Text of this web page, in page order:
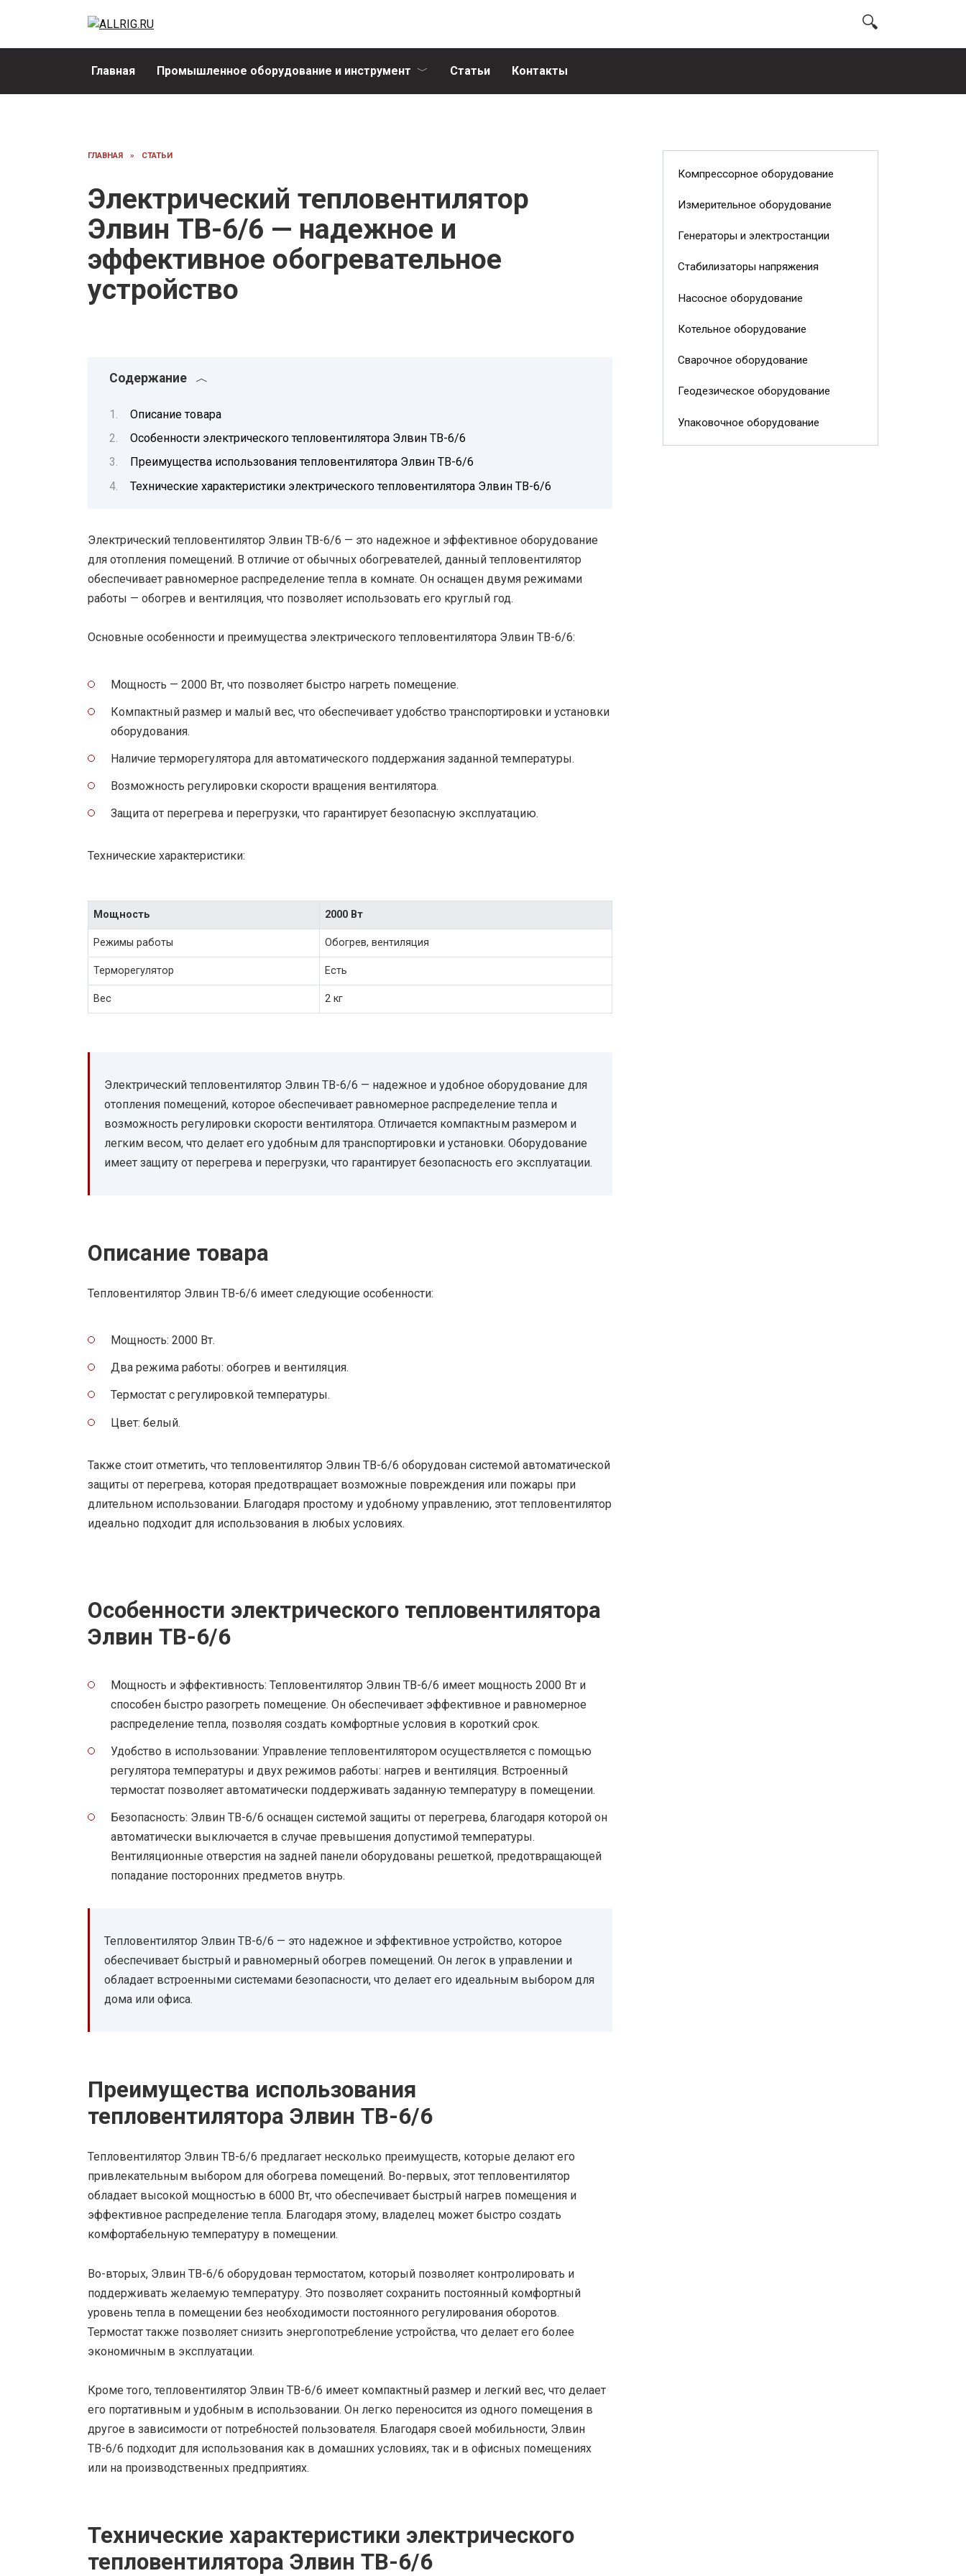
Главная Промышленное оборудование и инструмент Статьи Контакты
ГЛАВНАЯ » СТАТЬИ
Электрический тепловентилятор
Элвин ТВ-6/6 — надежное и
эффективное обогревательное
устройство
Содержание
Описание товара
Особенности электрического тепловентилятора Элвин ТВ-6/6
Преимущества использования тепловентилятора Элвин ТВ-6/6
Технические характеристики электрического тепловентилятора Элвин ТВ-6/6
Электрический тепловентилятор Элвин ТВ-6/6 — это надежное и эффективное оборудование
для отопления помещений. В отличие от обычных обогревателей, данный тепловентилятор
обеспечивает равномерное распределение тепла в комнате. Он оснащен двумя режимами
работы — обогрев и вентиляция, что позволяет использовать его круглый год.
Основные особенности и преимущества электрического тепловентилятора Элвин ТВ-6/6:
Мощность — 2000 Вт, что позволяет быстро нагреть помещение.
Компактный размер и малый вес, что обеспечивает удобство транспортировки и установки
оборудования.
Наличие терморегулятора для автоматического поддержания заданной температуры.
Возможность регулировки скорости вращения вентилятора.
Защита от перегрева и перегрузки, что гарантирует безопасную эксплуатацию.
Технические характеристики:
Мощность 2000 Вт
Режимы работы Обогрев, вентиляция
Терморегулятор Есть
Вес 2 кг
Электрический тепловентилятор Элвин ТВ-6/6 — надежное и удобное оборудование для
отопления помещений, которое обеспечивает равномерное распределение тепла и
возможность регулировки скорости вентилятора. Отличается компактным размером и
легким весом, что делает его удобным для транспортировки и установки. Оборудование
имеет защиту от перегрева и перегрузки, что гарантирует безопасность его эксплуатации.
Описание товара
Тепловентилятор Элвин ТВ-6/6 имеет следующие особенности:
Мощность: 2000 Вт.
Два режима работы: обогрев и вентиляция.
Термостат с регулировкой температуры.
Цвет: белый.
Также стоит отметить, что тепловентилятор Элвин ТВ-6/6 оборудован системой автоматической
защиты от перегрева, которая предотвращает возможные повреждения или пожары при
длительном использовании. Благодаря простому и удобному управлению, этот тепловентилятор
идеально подходит для использования в любых условиях.
Особенности электрического тепловентилятора
Элвин ТВ-6/6
Мощность и эффективность: Тепловентилятор Элвин ТВ-6/6 имеет мощность 2000 Вт и
способен быстро разогреть помещение. Он обеспечивает эффективное и равномерное
распределение тепла, позволяя создать комфортные условия в короткий срок.
Удобство в использовании: Управление тепловентилятором осуществляется с помощью
регулятора температуры и двух режимов работы: нагрев и вентиляция. Встроенный
термостат позволяет автоматически поддерживать заданную температуру в помещении.
Безопасность: Элвин ТВ-6/6 оснащен системой защиты от перегрева, благодаря которой он
автоматически выключается в случае превышения допустимой температуры.
Вентиляционные отверстия на задней панели оборудованы решеткой, предотвращающей
попадание посторонних предметов внутрь.
Тепловентилятор Элвин ТВ-6/6 — это надежное и эффективное устройство, которое
обеспечивает быстрый и равномерный обогрев помещений. Он легок в управлении и
обладает встроенными системами безопасности, что делает его идеальным выбором для
дома или офиса.
Преимущества использования
тепловентилятора Элвин ТВ-6/6
Тепловентилятор Элвин ТВ-6/6 предлагает несколько преимуществ, которые делают его
привлекательным выбором для обогрева помещений. Во-первых, этот тепловентилятор
обладает высокой мощностью в 6000 Вт, что обеспечивает быстрый нагрев помещения и
эффективное распределение тепла. Благодаря этому, владелец может быстро создать
комфортабельную температуру в помещении.
Во-вторых, Элвин ТВ-6/6 оборудован термостатом, который позволяет контролировать и
поддерживать желаемую температуру. Это позволяет сохранить постоянный комфортный
уровень тепла в помещении без необходимости постоянного регулирования оборотов.
Термостат также позволяет снизить энергопотребление устройства, что делает его более
экономичным в эксплуатации.
Кроме того, тепловентилятор Элвин ТВ-6/6 имеет компактный размер и легкий вес, что делает
его портативным и удобным в использовании. Он легко переносится из одного помещения в
другое в зависимости от потребностей пользователя. Благодаря своей мобильности, Элвин
ТВ-6/6 подходит для использования как в домашних условиях, так и в офисных помещениях
или на производственных предприятиях.
Технические характеристики электрического
тепловентилятора Элвин ТВ-6/6
Компрессорное оборудование
Измерительное оборудование
Генераторы и электростанции
Стабилизаторы напряжения
Насосное оборудование
Котельное оборудование
Сварочное оборудование
Геодезическое оборудование
Упаковочное оборудование